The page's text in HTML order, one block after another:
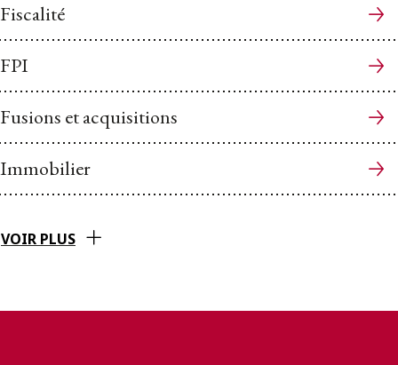
Fiscalité
FPI
Fusions et acquisitions
Immobilier
VOIR PLUS